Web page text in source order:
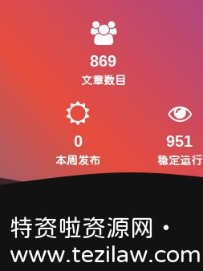
869
文章数目
0
本周发布
951
稳定运行
特资啦资源网・
www.tezilaw.com